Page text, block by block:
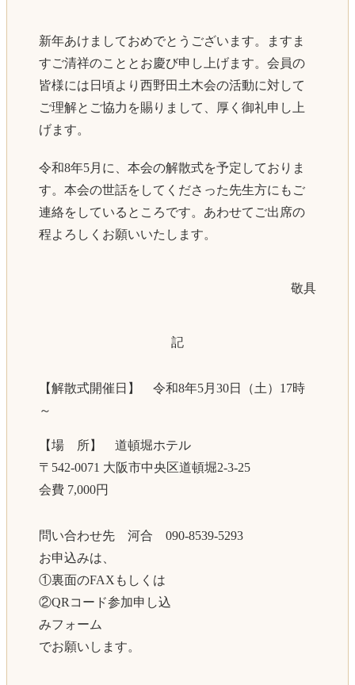
新年あけましておめでとうございます。ますま
すご清祥のこととお慶び申し上げます。会員の
皆様には日頃より西野田土木会の活動に対して
ご理解とご協力を賜りまして、厚く御礼申し上
げます。
令和8年5月に、本会の解散式を予定しておりま
す。本会の世話をしてくださった先生方にもご
連絡をしているところです。あわせてご出席の
程よろしくお願いいたします。
敬具
記
【解散式開催日】 令和8年5月30日（土）17時
～
【場 所】 道頓堀ホテル
〒542-0071 大阪市中央区道頓堀2-3-25
会費 7,000円
問い合わせ先 河合 090-8539-5293
お申込みは、
①裏面のFAXもしくは
②QRコード参加申し込
みフォーム
でお願いします。